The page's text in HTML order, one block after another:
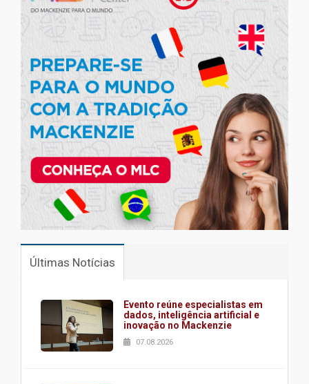
Últimas Notícias
Evento reúne especialistas em
dados, inteligência artificial e
inovação no Mackenzie
07.08.2026